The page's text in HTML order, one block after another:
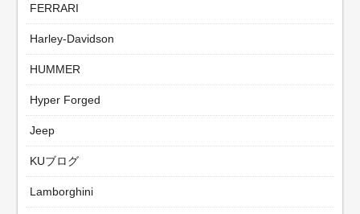
FERRARI
Harley-Davidson
HUMMER
Hyper Forged
Jeep
KUブログ
Lamborghini